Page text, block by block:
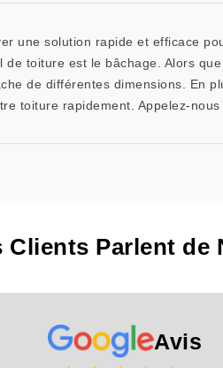
une solution rapide et efficace
toiture est le bâchage. Alors
de différentes dimensions. En
toiture rapidement. Appelez-
Clients Parlent de
Avis